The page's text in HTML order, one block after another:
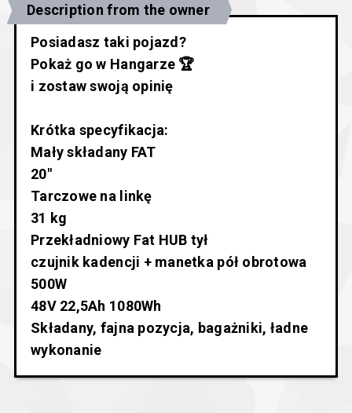
Description from the owner
Posiadasz taki pojazd?
Pokaż go w Hangarze 🏆
i zostaw swoją opinię
Krótka specyfikacja:
Mały składany FAT
20"
Tarczowe na linkę
31 kg
Przekładniowy Fat HUB tył
czujnik kadencji + manetka pół obrotowa
500W
48V 22,5Ah 1080Wh
Składany, fajna pozycja, bagażniki, ładne